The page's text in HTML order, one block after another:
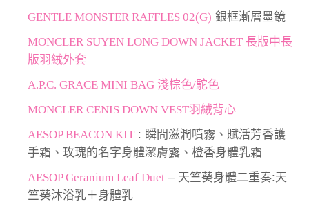
GENTLE MONSTER RAFFLES 02(G) 銀框漸層墨鏡
MONCLER SUYEN LONG DOWN JACKET 長版中長
版羽絨外套
A.P.C. GRACE MINI BAG 淺棕色/駝色
MONCLER CENIS DOWN VEST羽絨背心
AESOP BEACON KIT : 瞬間滋潤噴霧、賦活芳香護
手霜、玫瑰的名字身體潔膚露、橙香身體乳霜
AESOP Geranium Leaf Duet – 天竺葵身體二重奏:天
竺葵沐浴乳＋身體乳